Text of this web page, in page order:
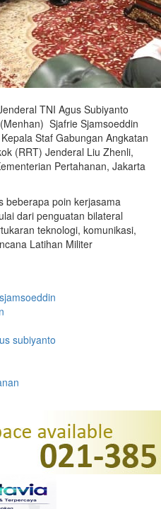
TNI Agus Subiyanto
Sjafrie Sjamsoeddin
Staf Gabungan Angkatan
(RRT) Jenderal Liu Zhenli,
Pertahanan, Jakarta
beberapa poin kerjasama
dari penguatan bilateral
teknologi, komunikasi,
Latihan Militer
subiyanto